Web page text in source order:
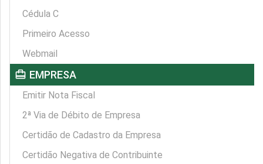
Cédula C
Primeiro Acesso
Webmail
card_travel EMPRESA
Emitir Nota Fiscal
2ª Via de Débito de Empresa
Certidão de Cadastro da Empresa
Certidão Negativa de Contribuinte